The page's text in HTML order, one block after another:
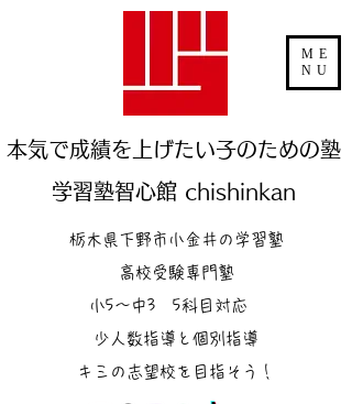
本気で成績を上げたい子のための塾
学習塾智心館 chishinkan
ME
NU
栃木県下野市小金井の学習塾
高校受験専門塾
小5～中3 5科目対応
少人数指導と個別指導
キミの志望校を目指そう！